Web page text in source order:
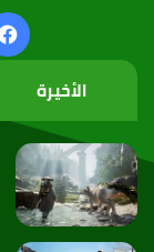
الأخيرة